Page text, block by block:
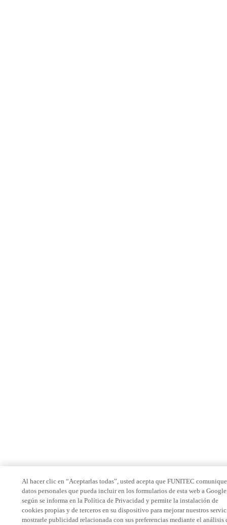
Al hacer clic en “Aceptarlas todas”, usted acepta que FUNITEC
datos personales que pueda incluir en los formularios de esta web a
según se informa en la Política de Privacidad y permite la instalación de
cookies propias y de terceros en su dispositivo para mejorar nuestros
mostrarle publicidad relacionada con sus preferencias mediante el análisis